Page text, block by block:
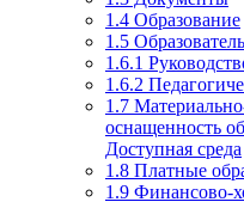
1.4 Образование
1.5
1.6.1
1.6.2
1.7
оснащенность
Доступная среда
1.8 Платные
1.9 Финансово-